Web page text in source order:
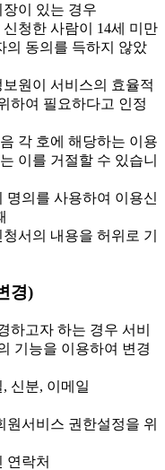
이 있는 경우
청한 사람이 14세 미만
의 동의를 득하지 않았
원이 서비스의 효율적
하여 필요하다고 인정
각 호에 해당하는 이용
이를 거절할 수 있습니
명의를 사용하여 이용신
서의 내용을 허위로 기
경)
하고자 하는 경우 서비
기능을 이용하여 변경
신분, 이메일
서비스 권한설정을 위
연락처